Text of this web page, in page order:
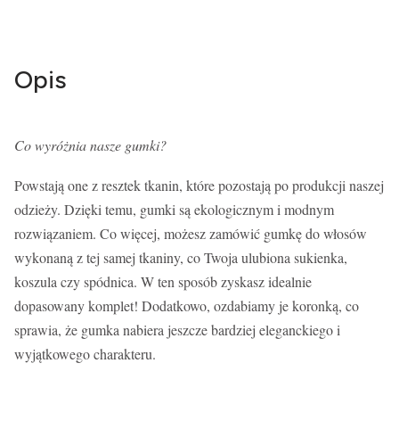
Opis
Co wyróżnia nasze gumki?
Powstają one z resztek tkanin, które pozostają po produkcji naszej
odzieży. Dzięki temu, gumki są ekologicznym i modnym
rozwiązaniem. Co więcej, możesz zamówić gumkę do włosów
wykonaną z tej samej tkaniny, co Twoja ulubiona sukienka,
koszula czy spódnica. W ten sposób zyskasz idealnie
dopasowany komplet! Dodatkowo, ozdabiamy je koronką, co
sprawia, że gumka nabiera jeszcze bardziej eleganckiego i
wyjątkowego charakteru.